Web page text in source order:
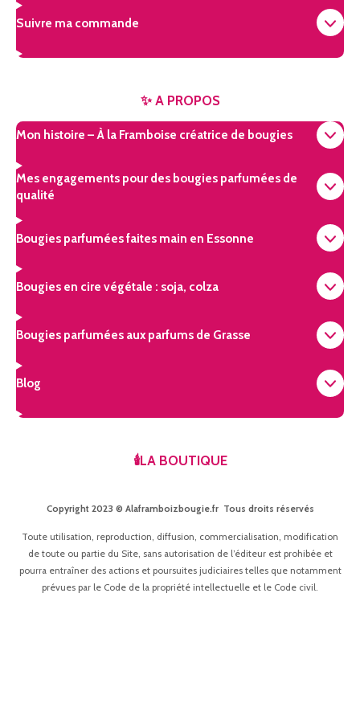
Suivre ma commande
✨ A PROPOS
Mon histoire – À la Framboise créatrice de bougies
Mes engagements pour des bougies parfumées de
qualité
Bougies parfumées faites main en Essonne
Bougies en cire végétale : soja, colza
Bougies parfumées aux parfums de Grasse
Blog
🕯️LA BOUTIQUE
Copyright 2023 © Alaframboizbougie.fr Tous droits réservés
Toute utilisation, reproduction, diffusion, commercialisation, modification
de toute ou partie du Site, sans autorisation de l’éditeur est prohibée et
pourra entraîner des actions et poursuites judiciaires telles que notamment
prévues par le Code de la propriété intellectuelle et le Code civil.